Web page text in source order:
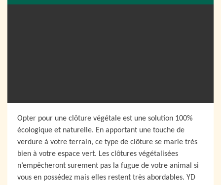
Opter pour une clôture végétale est une solution 100%
écologique et naturelle. En apportant une touche de
verdure à votre terrain, ce type de clôture se marie très
bien à votre espace vert. Les clôtures végétalisées
n’empêcheront surement pas la fugue de votre animal si
vous en possédez mais elles restent très abordables. YD